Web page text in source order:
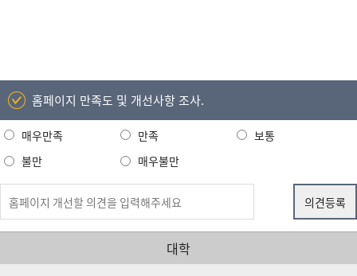
홈페이지 만족도 및 개선사항 조사.
매우만족 만족
보통
불만
매우불만
대학